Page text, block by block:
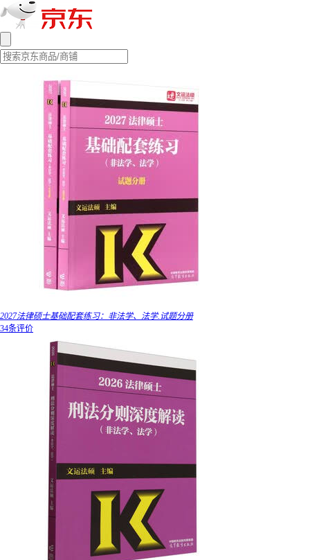
2027法律硕士基础配套练习：非法学、法学.试题分册
34条评价